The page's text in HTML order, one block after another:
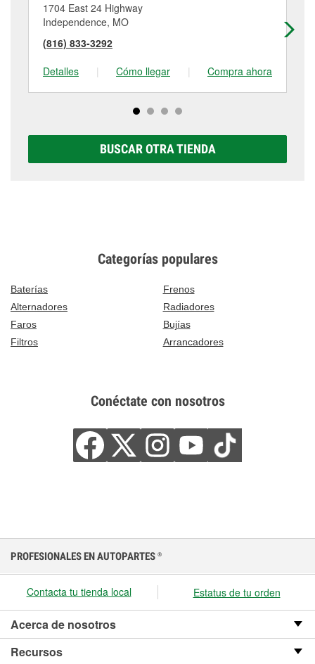
1704 East 24 Highway
Independence, MO
(816) 833-3292
Detalles
| Cómo llegar | Compra ahora
BUSCAR OTRA TIENDA
Categorías populares
Baterías
Frenos
Alternadores
Radiadores
Faros
Bujías
Filtros
Arrancadores
Conéctate con nosotros
PROFESIONALES EN AUTOPARTES ®
Contacta tu tienda local Estatus de tu orden
Acerca de nosotros
Recursos